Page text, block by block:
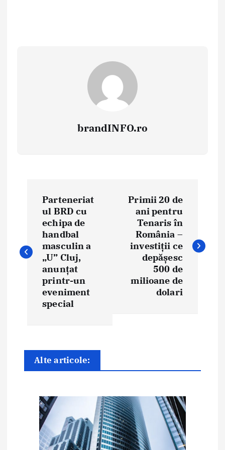
brandINFO.ro
i
n
Parteneriat
ul BRD cu
echipa de
handbal
masculin a
„U” Cluj,
anunțat
printr-un
eveniment
special
Primii 20 de
ani pentru
Tenaris în
România –
investiții ce
depășesc
500 de
milioane de
dolari
Alte articole: